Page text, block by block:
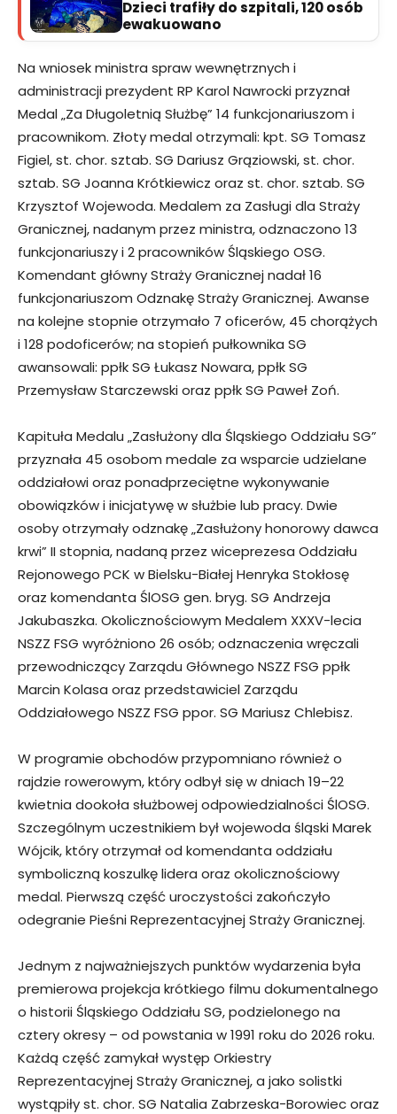
Dzieci trafiły do szpitali, 120 osób
ewakuowano
Na wniosek ministra spraw wewnętrznych i
administracji prezydent RP Karol Nawrocki przyznał
Medal „Za Długoletnią Służbę” 14 funkcjonariuszom i
pracownikom. Złoty medal otrzymali: kpt. SG Tomasz
Figiel, st. chor. sztab. SG Dariusz Grąziowski, st. chor.
sztab. SG Joanna Krótkiewicz oraz st. chor. sztab. SG
Krzysztof Wojewoda. Medalem za Zasługi dla Straży
Granicznej, nadanym przez ministra, odznaczono 13
funkcjonariuszy i 2 pracowników Śląskiego OSG.
Komendant główny Straży Granicznej nadał 16
funkcjonariuszom Odznakę Straży Granicznej. Awanse
na kolejne stopnie otrzymało 7 oficerów, 45 chorążych
i 128 podoficerów; na stopień pułkownika SG
awansowali: ppłk SG Łukasz Nowara, ppłk SG
Przemysław Starczewski oraz ppłk SG Paweł Zoń.
Kapituła Medalu „Zasłużony dla Śląskiego Oddziału SG”
przyznała 45 osobom medale za wsparcie udzielane
oddziałowi oraz ponadprzeciętne wykonywanie
obowiązków i inicjatywę w służbie lub pracy. Dwie
osoby otrzymały odznakę „Zasłużony honorowy dawca
krwi” II stopnia, nadaną przez wiceprezesa Oddziału
Rejonowego PCK w Bielsku-Białej Henryka Stokłosę
oraz komendanta ŚlOSG gen. bryg. SG Andrzeja
Jakubaszka. Okolicznościowym Medalem XXXV-lecia
NSZZ FSG wyróżniono 26 osób; odznaczenia wręczali
przewodniczący Zarządu Głównego NSZZ FSG ppłk
Marcin Kolasa oraz przedstawiciel Zarządu
Oddziałowego NSZZ FSG ppor. SG Mariusz Chlebisz.
W programie obchodów przypomniano również o
rajdzie rowerowym, który odbył się w dniach 19–22
kwietnia dookoła służbowej odpowiedzialności ŚlOSG.
Szczególnym uczestnikiem był wojewoda śląski Marek
Wójcik, który otrzymał od komendanta oddziału
symboliczną koszulkę lidera oraz okolicznościowy
medal. Pierwszą część uroczystości zakończyło
odegranie Pieśni Reprezentacyjnej Straży Granicznej.
Jednym z najważniejszych punktów wydarzenia była
premierowa projekcja krótkiego filmu dokumentalnego
o historii Śląskiego Oddziału SG, podzielonego na
cztery okresy – od powstania w 1991 roku do 2026 roku.
Każdą część zamykał występ Orkiestry
Reprezentacyjnej Straży Granicznej, a jako solistki
wystąpiły st. chor. SG Natalia Zabrzeska-Borowiec oraz